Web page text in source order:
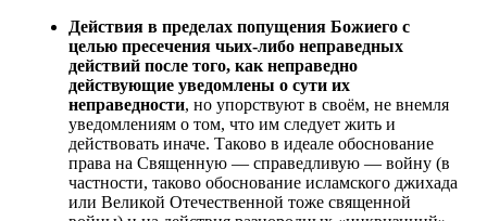
Действия в пределах попущения Божиего с
целью пресечения чьих-либо неправедных
действий после того, как неправедно
действующие уведомлены о сути их
неправедности, но упорствуют в своём, не внемля
уведомлениям о том, что им следует жить и
действовать иначе. Таково в идеале обоснование
права на Священную — справедливую — войну (в
частности, таково обоснование исламского джихада
или Великой Отечественной тоже священной